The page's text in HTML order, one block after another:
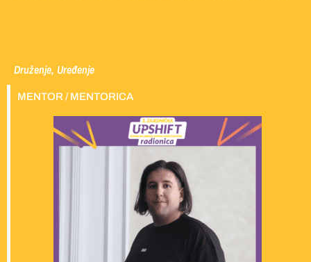
Druženje, Uređenje
MENTOR / MENTORICA